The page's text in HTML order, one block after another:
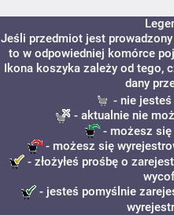
Jeśli przedmiot jest
to w odpowiedniej komórce
Ikona koszyka zależy od tego,
dany
- nie
- aktualnie nie
- możesz się
- możesz się
- złożyłeś prośbę o
- jesteś pomyślnie